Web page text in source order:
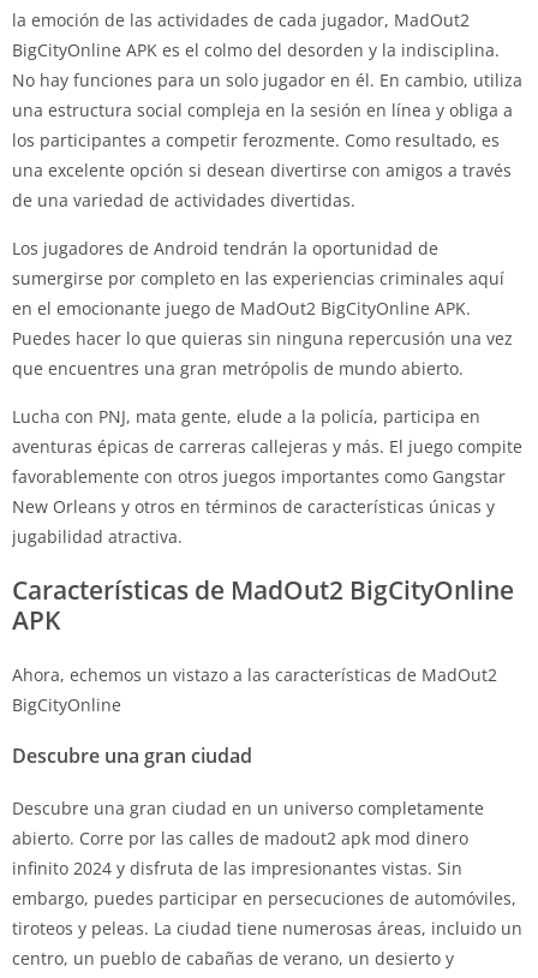
la emoción de las actividades de cada jugador, MadOut2
BigCityOnline APK es el colmo del desorden y la indisciplina.
No hay funciones para un solo jugador en él. En cambio, utiliza
una estructura social compleja en la sesión en línea y obliga a
los participantes a competir ferozmente. Como resultado, es
una excelente opción si desean divertirse con amigos a través
de una variedad de actividades divertidas.
Los jugadores de Android tendrán la oportunidad de
sumergirse por completo en las experiencias criminales aquí
en el emocionante juego de MadOut2 BigCityOnline APK.
Puedes hacer lo que quieras sin ninguna repercusión una vez
que encuentres una gran metrópolis de mundo abierto.
Lucha con PNJ, mata gente, elude a la policía, participa en
aventuras épicas de carreras callejeras y más. El juego compite
favorablemente con otros juegos importantes como Gangstar
New Orleans y otros en términos de características únicas y
jugabilidad atractiva.
Características de MadOut2 BigCityOnline
APK
Ahora, echemos un vistazo a las características de MadOut2
BigCityOnline
Descubre una gran ciudad
Descubre una gran ciudad en un universo completamente
abierto. Corre por las calles de madout2 apk mod dinero
infinito 2024 y disfruta de las impresionantes vistas. Sin
embargo, puedes participar en persecuciones de automóviles,
tiroteos y peleas. La ciudad tiene numerosas áreas, incluido un
centro, un pueblo de cabañas de verano, un desierto y